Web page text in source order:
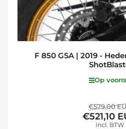
F 850 GSA | 2019 -
Op
Normale
prijs
€579,00
€521,10
Incl. BTW